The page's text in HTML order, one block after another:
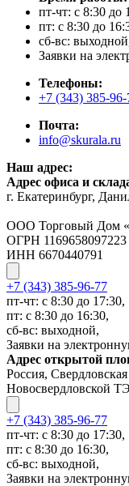
пт-чт: с 8:30 до
пт: с 8:30 до
сб-вс:
Заявки на
Телефоны:
+7 (343) 385-96-
Почта:
info@skurala.ru
Наш адрес:
Адрес офиса и
г. Екатеринбург,
ООО Торговый Дом
ОГРН 1169658097223
ИНН 6670440791
+7 (343) 385-96-77
пт-чт: с 8:30 до 17:30,
пт: с 8:30 до 16:30,
сб-вс: выходной,
Заявки на
Адрес открытой
Россия,
Новосвердловской
+7 (343) 385-96-77
пт-чт: с 8:30 до 17:30,
пт: с 8:30 до 16:30,
сб-вс: выходной,
Заявки на